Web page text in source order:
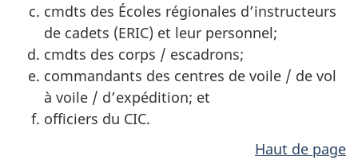
cmdts des Écoles régionales d’instructeurs
de cadets (ERIC) et leur personnel;
cmdts des corps / escadrons;
commandants des centres de voile / de vol
à voile / d’expédition; et
officiers du CIC.
Haut de page